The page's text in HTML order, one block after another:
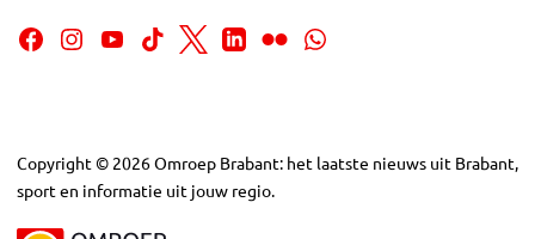
Copyright © 2026Omroep Brabant: het laatste nieuws uit Brabant,
sport en informatie uit jouw regio.